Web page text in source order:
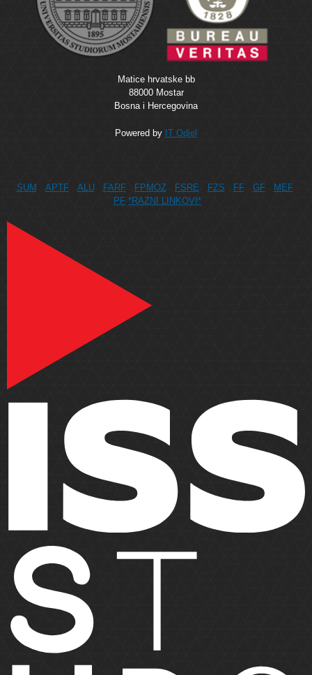
Matice hrvatske bb
88000 Mostar
Bosna i Hercegovina
Powered by IT Odjel
SUM APTF ALU FARF FPMOZ FSRE FZS FF GF
MEF
PF *RAZNI LINKOVI*